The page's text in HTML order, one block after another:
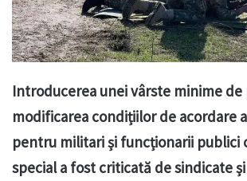
Introducerea unei vârste minime de
modificarea condițiilor de acordare
pentru militari și funcționarii publici
special a fost criticată de sindicate